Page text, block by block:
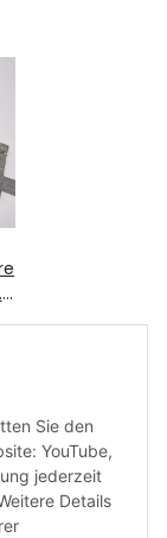
Sie den
YouTube,
jederzeit
Details